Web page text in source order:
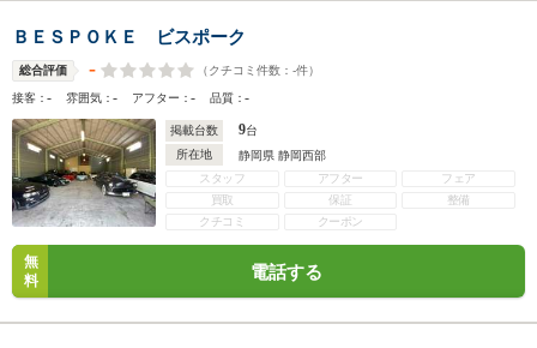
ＢＥＳＰＯＫＥ ビスポーク
総合評価 - （クチコミ件数： -件）
接客：- 雰囲気：- アフター：- 品質：-
掲載台数 9台
所在地
静岡県 静岡西部
スタッフ
アフター
フェア
買取
保証
整備
クチコミ
クーポン
無
料
電話する